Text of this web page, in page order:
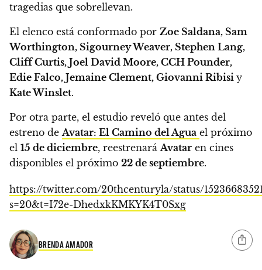
tragedias que sobrellevan.
El elenco está conformado por Zoe Saldana, Sam
Worthington, Sigourney Weaver, Stephen Lang,
Cliff Curtis, Joel David Moore, CCH Pounder,
Edie Falco, Jemaine Clement, Giovanni Ribisi y
Kate Winslet.
Por otra parte, el estudio reveló que antes del
estreno de Avatar: El Camino del Agua el próximo
el 15 de diciembre, reestrenará Avatar en cines
disponibles el próximo 22 de septiembre.
https://twitter.com/20thcenturyla/status/
s=20&t=I72e-DhedxkKMKYK4T0Sxg
BRENDA AMADOR